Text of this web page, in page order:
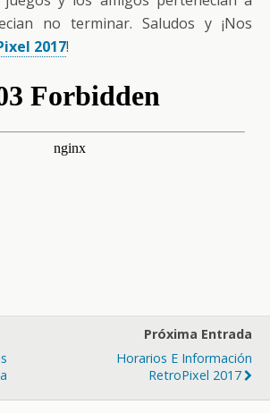
no terminar. Saludos y ¡Nos
2017!
Próxima Entrada
Horarios E Información
RetroPixel 2017